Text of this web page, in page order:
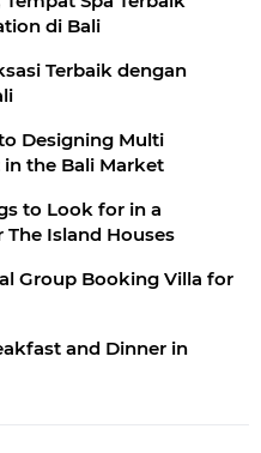
di Bali
Terbaik dengan
Designing Multi
the Bali Market
to Look for in a
Island Houses
Group Booking Villa for
and Dinner in